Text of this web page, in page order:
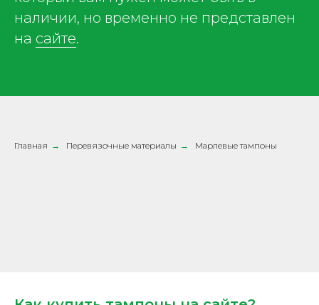
наличии, но временно не представлен
на сайте.
Главная → Перевязочные материалы → Марлевые тампоны